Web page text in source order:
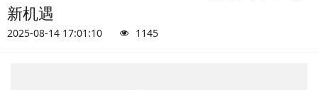
新机遇
2025-08-14 17:01:10 1145